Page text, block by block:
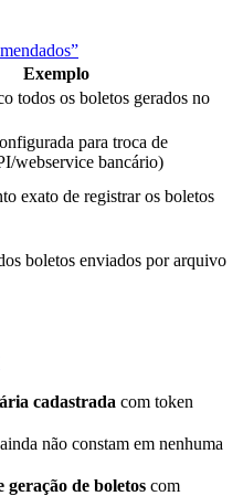
Exemplo
todos os boletos gerados no
para troca de
webservice bancário)
exato de registrar os boletos
boletos enviados por arquivo
cadastrada com token
não constam em nenhuma
geração de boletos com